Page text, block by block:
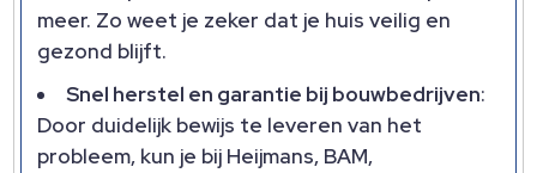
meer. Zo weet je zeker dat je huis veilig en
gezond blijft.
Snel herstel en garantie bij bouwbedrijven:
Door duidelijk bewijs te leveren van het
probleem, kun je bij Heijmans, BAM,